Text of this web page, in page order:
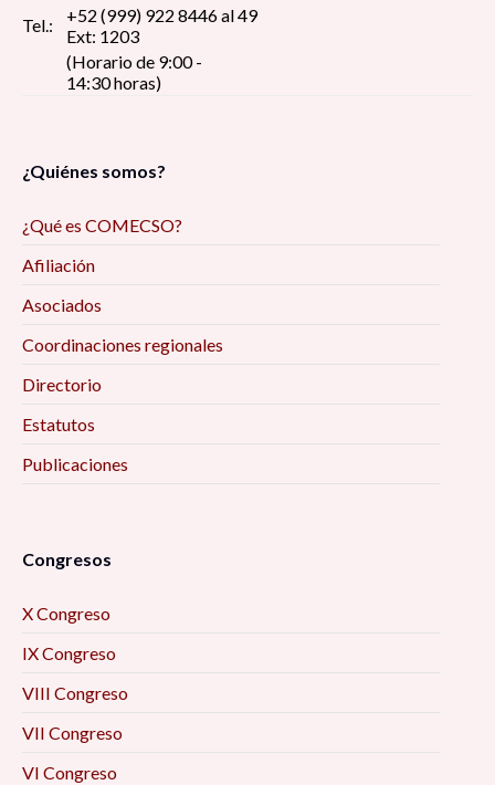
Tel.:
+52 (999) 922 8446 al 49
Ext: 1203
(Horario de 9:00 -
14:30 horas)
¿Quiénes somos?
¿Qué es COMECSO?
Afiliación
Asociados
Coordinaciones regionales
Directorio
Estatutos
Publicaciones
Congresos
X Congreso
IX Congreso
VIII Congreso
VII Congreso
VI Congreso